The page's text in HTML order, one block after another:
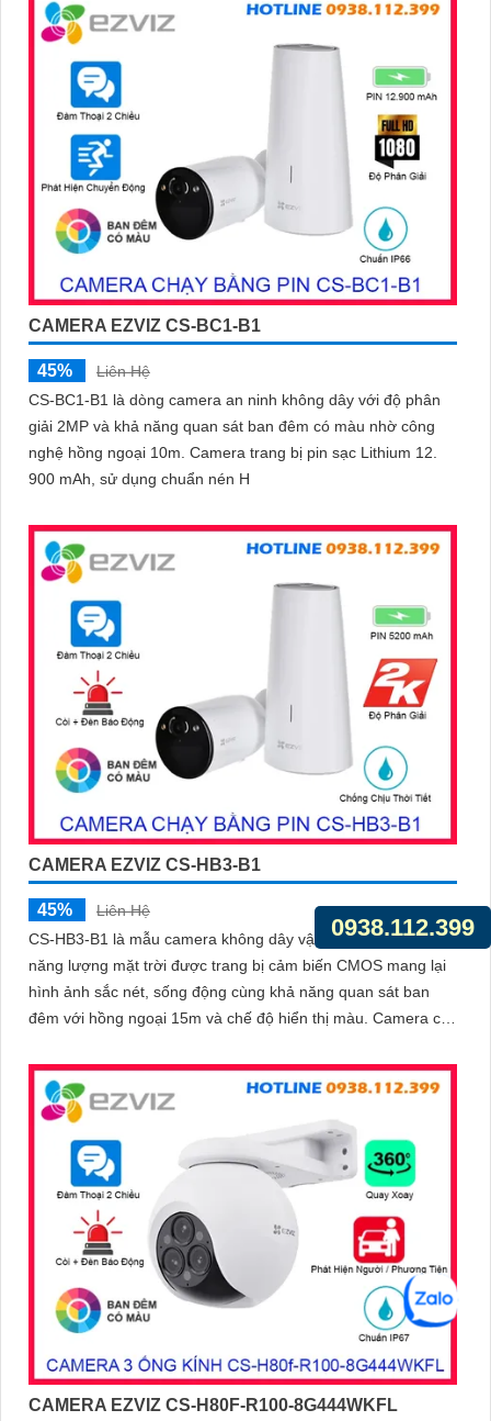
CAMERA EZVIZ CS-BC1-B1
45%
Liên Hệ
CS-BC1-B1 là dòng camera an ninh không dây với độ phân
giải 2MP và khả năng quan sát ban đêm có màu nhờ công
nghệ hồng ngoại 10m. Camera trang bị pin sạc Lithium 12.
900 mAh, sử dụng chuẩn nén H
CAMERA EZVIZ CS-HB3-B1
45%
Liên Hệ
CS-HB3-B1 là mẫu camera không dây vận hành bằng pin
năng lượng mặt trời được trang bị cảm biến CMOS mang lại
hình ảnh sắc nét, sống động cùng khả năng quan sát ban
đêm với hồng ngoại 15m và chế độ hiển thị màu. Camera có
CAMERA EZVIZ CS-H80F-R100-8G444WKFL
0938.112.399